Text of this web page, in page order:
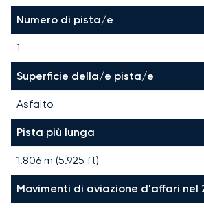
Numero di pista/e
1
Superficie della/e pista/e
Asfalto
Pista più lunga
1.806 m (5.925 ft)
Movimenti di aviazione d'affari nel